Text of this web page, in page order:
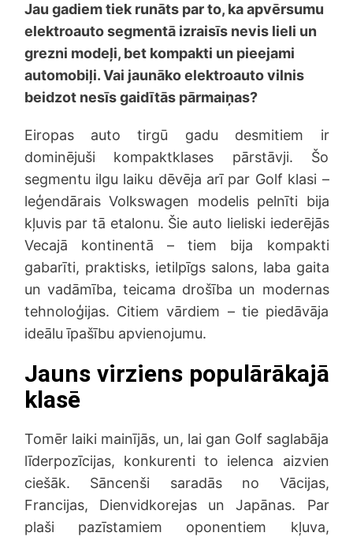
Jau gadiem tiek runāts par to, ka apvērsumu
elektroauto segmentā izraisīs nevis lieli un
grezni modeļi, bet kompakti un pieejami
automobiļi. Vai jaunāko elektroauto vilnis
beidzot nesīs gaidītās pārmaiņas?
Eiropas auto tirgū gadu desmitiem ir
dominējuši kompaktklases pārstāvji. Šo
segmentu ilgu laiku dēvēja arī par Golf klasi –
leģendārais Volkswagen modelis pelnīti bija
kļuvis par tā etalonu. Šie auto lieliski iederējās
Vecajā kontinentā – tiem bija kompakti
gabarīti, praktisks, ietilpīgs salons, laba gaita
un vadāmība, teicama drošība un modernas
tehnoloģijas. Citiem vārdiem – tie piedāvāja
ideālu īpašību apvienojumu.
Jauns virziens populārākajā
klasē
Tomēr laiki mainījās, un, lai gan Golf saglabāja
līderpozīcijas, konkurenti to ielenca aizvien
ciešāk. Sāncenši saradās no Vācijas,
Francijas, Dienvidkorejas un Japānas. Par
plaši pazīstamiem oponentiem kļuva,